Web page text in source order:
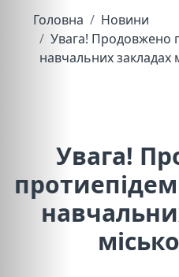
Головна
Новини
Увага! Продовжено
навчальних закладах
Увага!